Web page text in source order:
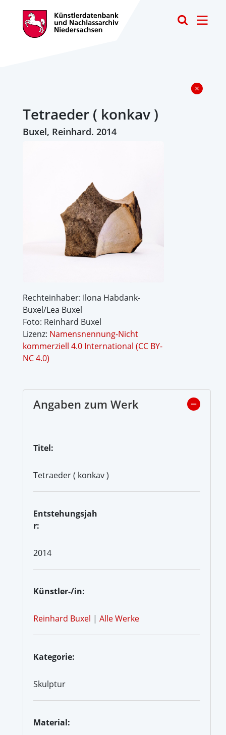
Tetraeder ( konkav )
Buxel, Reinhard. 2014
Rechteinhaber: Ilona Habdank-
Buxel/Lea Buxel
Foto: Reinhard Buxel
Lizenz: Namensnennung-Nicht
kommerziell 4.0 International (CC BY-
NC 4.0)
Angaben zum Werk
Titel:
Tetraeder ( konkav )
Entstehungsjah
r:
2014
Künstler-/in:
Reinhard Buxel | Alle Werke
Kategorie:
Skulptur
Material: